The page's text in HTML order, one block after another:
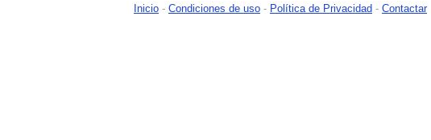
Inicio - Condiciones de uso - Política de Privacidad - Contactar